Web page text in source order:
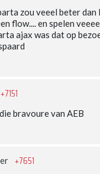
zou veeel beter dan
flow.... en spelen
ajax was dat op
+7151
bravoure van AEB
+7651